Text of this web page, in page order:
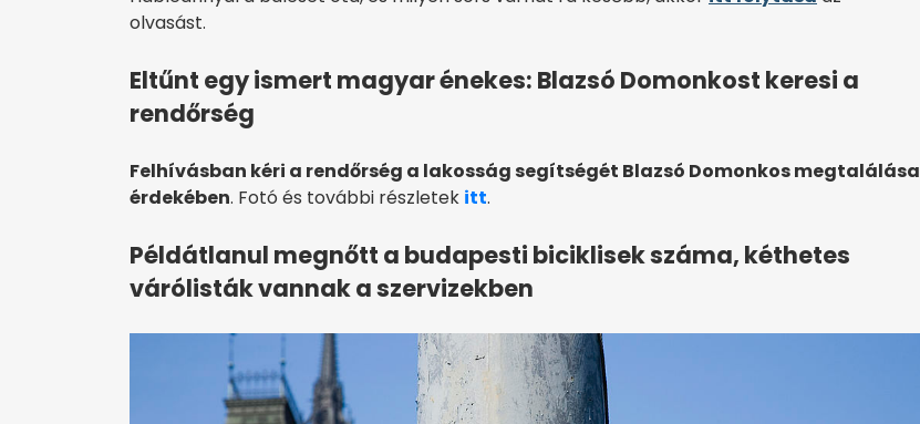
olvasást.
Eltűnt egy ismert magyar énekes: Blazsó Domonkost keresi a
rendőrség
Felhívásban kéri a rendőrség a lakosság segítségét Blazsó Domonkos megtalálása
érdekében. Fotó és további részletek itt.
Példátlanul megnőtt a budapesti biciklisek száma, kéthetes
várólisták vannak a szervizekben